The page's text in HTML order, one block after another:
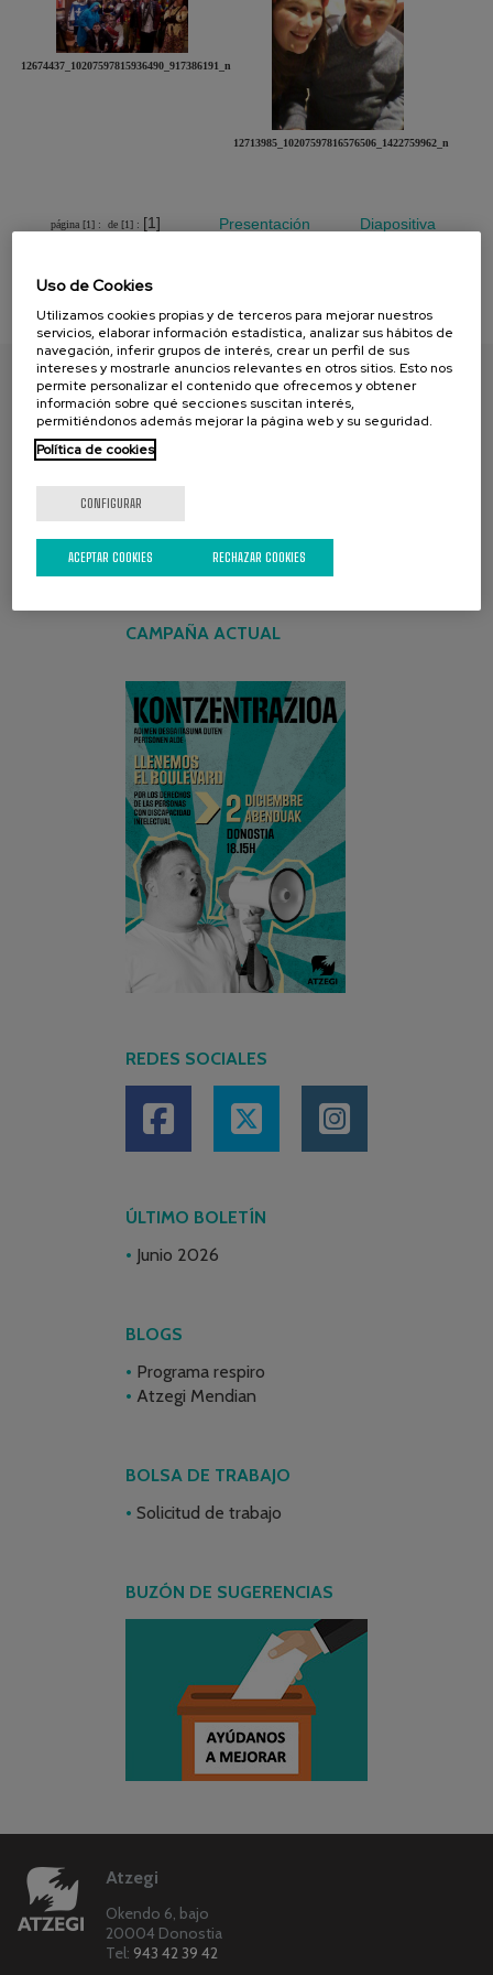
12674437_10207597815936490_917386191_n
12713985_10207597816576506_1422759962_n
página [1] : de [1] : [1] Presentación Diapositiva
ENCUENTRA TU PAPEL
CAMPAÑA ACTUAL
REDES SOCIALES
ÚLTIMO BOLETÍN
Junio 2026
BLOGS
Programa respiro
Atzegi Mendian
BOLSA DE TRABAJO
Solicitud de trabajo
BUZÓN DE SUGERENCIAS
Atzegi
Okendo 6, bajo
20004 Donostia
Tel: 943 42 39 42
Uso de Cookies
Utilizamos cookies propias y de terceros para mejorar nuestros
servicios, elaborar información estadística, analizar sus hábitos de
navegación, inferir grupos de interés, crear un perfil de sus
intereses y mostrarle anuncios relevantes en otros sitios. Esto nos
permite personalizar el contenido que ofrecemos y obtener
información sobre qué secciones suscitan interés,
permitiéndonos además mejorar la página web y su seguridad.
Política de cookies
CONFIGURAR
RECHAZAR COOKIES
ACEPTAR COOKIES